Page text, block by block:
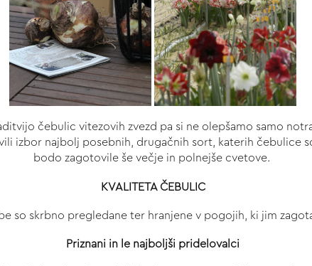
čebulic vitezovih zvezd pa si ne olepšamo samo
izbor najbolj posebnih, drugačnih sort, katerih čebulice
bodo zagotovile še večje in polnejše cvetove.
KVALITETA ČEBULIC
so skrbno pregledane ter hranjene v pogojih, ki jim
Priznani in le najboljši pridelovalci